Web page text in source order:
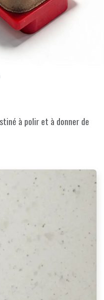
à polir et à donner de